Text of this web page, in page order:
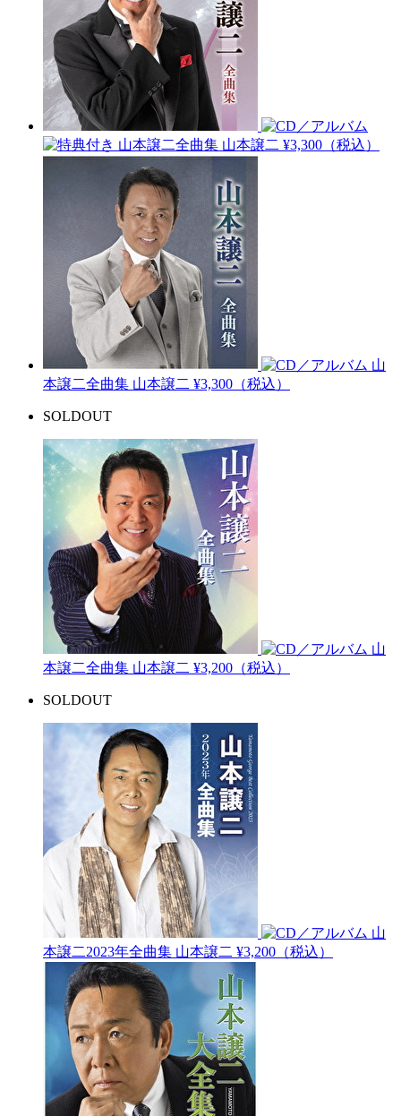
山本譲二全曲集 山本譲二 ¥3,300（税込）
山
本譲二全曲集 山本譲二 ¥3,300（税込）
SOLDOUT
山
本譲二全曲集 山本譲二 ¥3,200（税込）
SOLDOUT
山
本譲二2023年全曲集 山本譲二 ¥3,200（税込）